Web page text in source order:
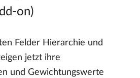
on)
Felder Hierarchie und
jetzt ihre
und Gewichtungswerte